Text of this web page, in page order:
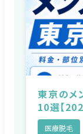
東京のメ
10選【
医療脱毛